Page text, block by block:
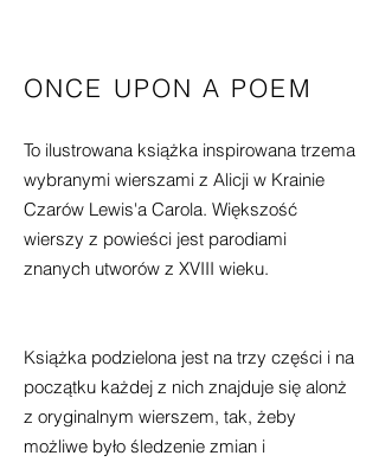
ONCE UPON A POEM
To ilustrowana książka inspirowana trzema
wybranymi wierszami z Alicji w Krainie
Czarów Lewis'a Carola. Większość
wierszy z powieści jest parodiami
znanych utworów z XVIII wieku.
Książka podzielona jest na trzy części i na
początku każdej z nich znajduje się alonż
z oryginalnym wierszem, tak, żeby
możliwe było śledzenie zmian i